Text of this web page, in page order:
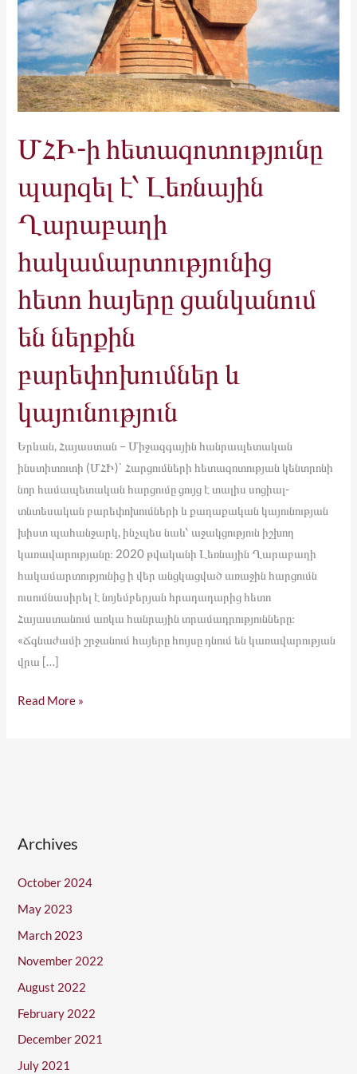
ՄՀԻ-ի հետազոտությունը
պարզել է՝ Լեռնային
Ղարաբաղի
հակամարտությունից
հետո հայերը ցանկանում
են ներքին
բարեփոխումներ և
կայունություն
Երևան, Հայաստան – Միջազգային հանրապետական
ինստիտուտի (ՄՀԻ)` Հարցումների հետազոտության կենտրոնի
նոր համապետական հարցումը ցույց է տալիս սոցիալ-
տնտեսական բարեփոխումների և քաղաքական կայունության
խիստ պահանջարկ, ինչպես նաև՝ աջակցություն իշխող
կառավարությանը։ 2020 թվականի Լեռնային Ղարաբաղի
հակամարտությունից ի վեր անցկացված առաջին հարցումն
ուսումնասիրել է նոյեմբերյան հրադադարից հետո
Հայաստանում առկա հանրային տրամադրությունները։
«Ճգնաժամի շրջանում հայերը հույսը դնում են կառավարության
վրա […]
Լեռնային
Ղարաբաղի
հակամարտությունից
հետո
հայերը
ցանկանում
ներքին
բարեփոխումներ
և
կայունություն
Read More »
Archives
October 2024
May 2023
March 2023
November 2022
August 2022
February 2022
December 2021
July 2021